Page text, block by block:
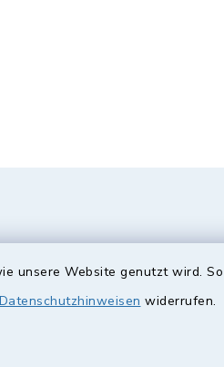
unsere Website genutzt wird.
Datenschutzhinweisen widerrufen.